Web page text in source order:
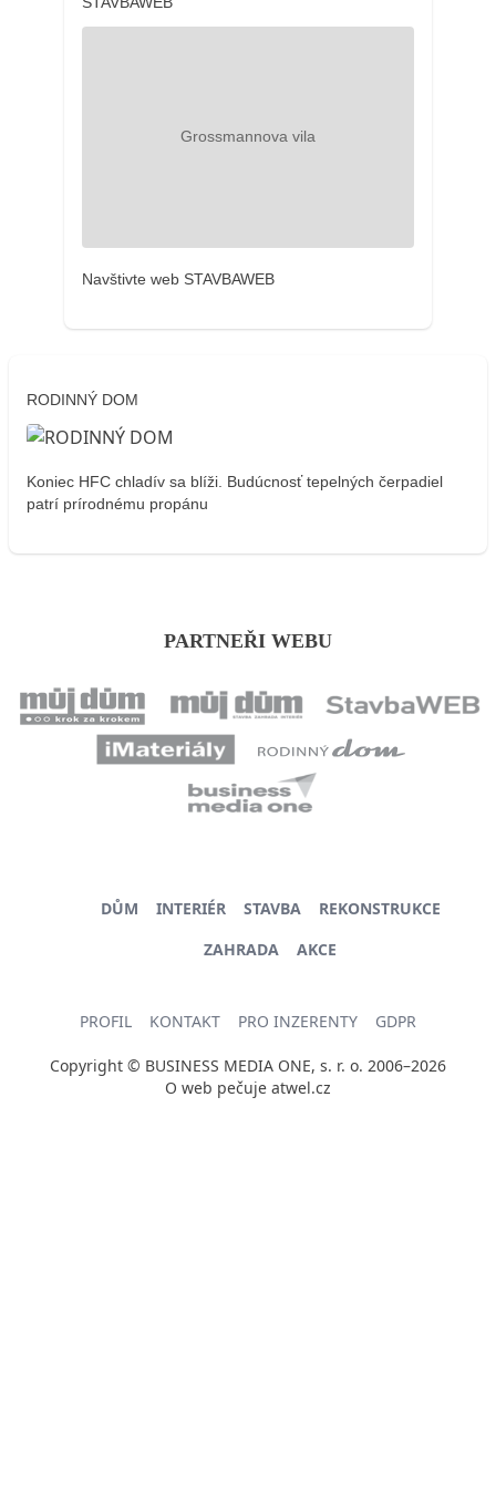
Navštivte web STAVBAWEB
RODINNÝ DOM
Koniec HFC chladív sa blíži. Budúcnosť tepelných čerpadiel
patrí prírodnému propánu
PARTNEŘI WEBU
DŮM INTERIÉR STAVBA
REKONSTRUKCE
ZAHRADA
AKCE
PROFIL KONTAKT PRO INZERENTY GDPR
Copyright © BUSINESS MEDIA ONE, s. r. o. 2006–2026